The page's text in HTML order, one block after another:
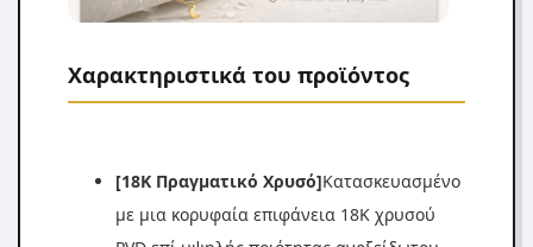
Χαρακτηριστικά του προϊόντος
[18K Πραγματικό Χρυσό]Κατασκευασμένο
με μια κορυφαία επιφάνεια 18K χρυσού